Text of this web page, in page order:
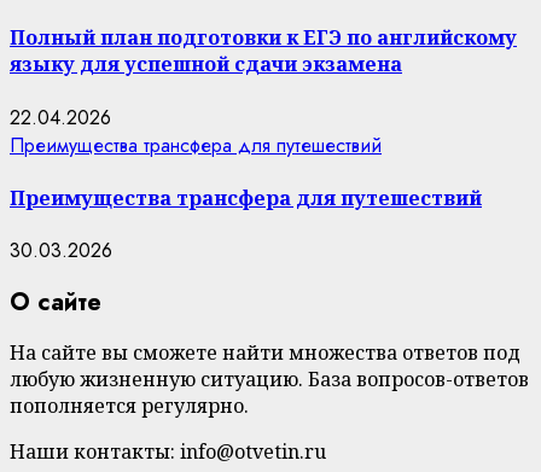
Полный план подготовки к ЕГЭ по английскому
языку для успешной сдачи экзамена
22.04.2026
Преимущества трансфера для путешествий
Преимущества трансфера для путешествий
30.03.2026
О сайте
На сайте вы сможете найти множества ответов под
любую жизненную ситуацию. База вопросов-ответов
пополняется регулярно.
Наши контакты: info@otvetin.ru